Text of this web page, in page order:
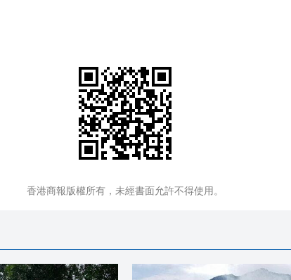
香港商報版權所有，未經書面允許不得使用。